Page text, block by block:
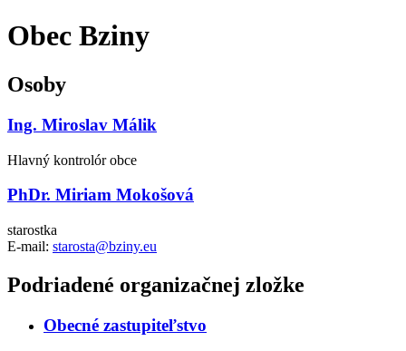
Obec Bziny
Osoby
Ing. Miroslav Málik
Hlavný kontrolór obce
PhDr. Miriam Mokošová
starostka
E-mail: starosta@bziny.eu
Podriadené organizačnej zložke
Obecné zastupiteľstvo